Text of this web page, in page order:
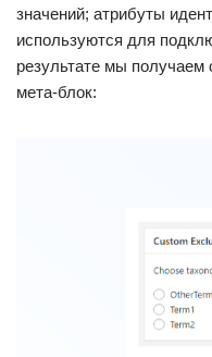
значений; атрибуты
используются для
результате мы
мета-блок: